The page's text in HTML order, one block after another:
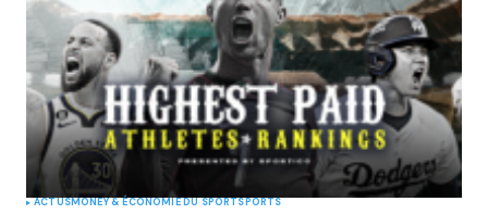
ACTUSMONEY & ÉCONOMIE DU SPORTSPORTS